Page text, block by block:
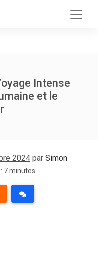
Intense
et le
2024 par Simon
7 minutes